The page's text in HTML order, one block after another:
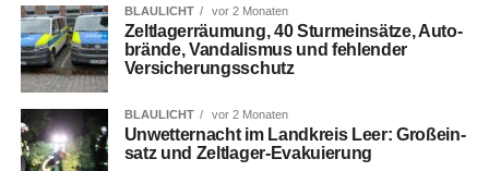
BLAULICHT vor 2 Monaten
Zelt­la­ger­räu­mung, 40 Sturmein­sät­ze, Auto­
brän­de, Van­da­lis­mus und feh­len­der
Versicherungsschutz
BLAULICHT vor 2 Monaten
Unwet­ter­nacht im Land­kreis Leer: Groß­ein­
satz und Zeltlager-Evakuierung